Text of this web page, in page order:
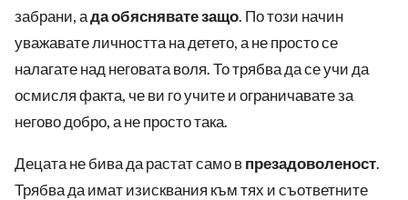
забрани, ада обяснявате защо. По този начин
уважавате личността на детето, а не просто се
налагате над неговата воля. То трябва да се учи да
осмисля факта, че ви го учите и ограничавате за
негово добро, а не просто така.
Децата не бива да растат само впрезадоволеност.
Трябва да имат изисквания към тях и съответните